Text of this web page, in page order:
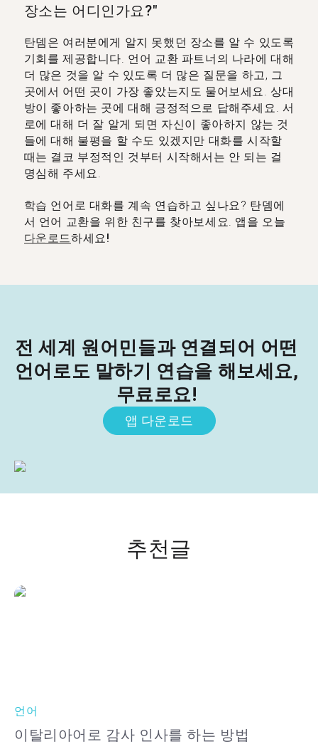
장소는 어디인가요?"
탄뎀은 여러분에게 알지 못했던 장소를 알 수 있도록
기회를 제공합니다. 언어 교환 파트너의 나라에 대해
더 많은 것을 알 수 있도록 더 많은 질문을 하고, 그
곳에서 어떤 곳이 가장 좋았는지도 물어보세요. 상대
방이 좋아하는 곳에 대해 긍정적으로 답해주세요. 서
로에 대해 더 잘 알게 되면 자신이 좋아하지 않는 것
들에 대해 불평을 할 수도 있겠지만 대화를 시작할
때는 결코 부정적인 것부터 시작해서는 안 되는 걸
명심해 주세요.
학습 언어로 대화를 계속 연습하고 싶나요? 탄뎀에
서 언어 교환을 위한 친구를 찾아보세요. 앱을 오늘
다운로드하세요!
전 세계 원어민들과 연결되어 어떤
언어로도 ​​말하기 연습을 해보세요,
무료로요!
앱 다운로드
추천글
언어
이탈리아어로 감사 인사를 하는 방법